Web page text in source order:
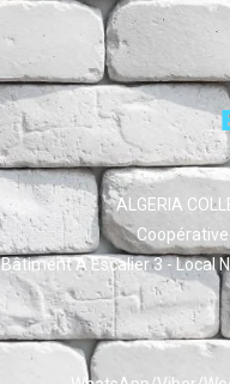
ALGERIA
Coopérative
Bâtiment A Escalier 3 - Local